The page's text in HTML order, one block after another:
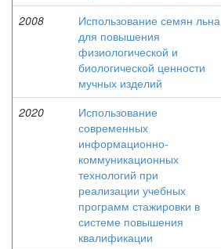
2008
Использование семян льна
для повышения
физиологической и
биологической ценности
мучных изделий
2020
Использование
современных
информационно-
коммуникационных
технологий при
реализации учебных
программ стажировки в
системе повышения
квалификации